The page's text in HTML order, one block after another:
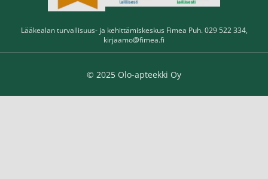
Lääkealan turvallisuus- ja kehittämiskeskus Fimea Puh. 029 522 334,
kirjaamo@fimea.fi
© 2025 Olo-apteekki Oy